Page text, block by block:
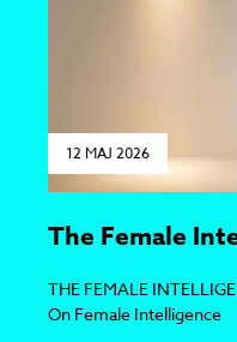
12 MAJ 2026
The Female
THE FEMALE
On Female Intelligence